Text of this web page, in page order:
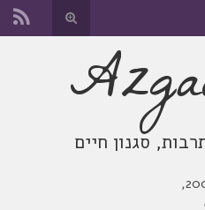
החלף
טופס
סגנון חיים